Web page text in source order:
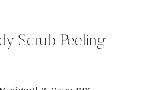
Scrub Peeling